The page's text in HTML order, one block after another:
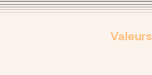
Valeurs